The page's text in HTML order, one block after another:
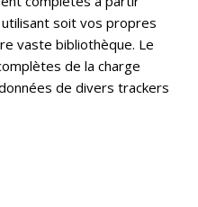
soit vos propres
vaste bibliothèque. Le
de la charge
de divers trackers